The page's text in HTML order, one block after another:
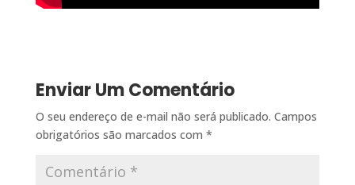
Enviar Um Comentário
O seu endereço de e-mail não será publicado. Campos
obrigatórios são marcados com *